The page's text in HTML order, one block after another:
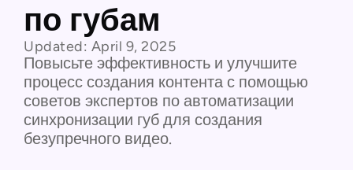
по губам
Updated: April 9, 2025
Повысьте эффективность и улучшите
процесс создания контента с помощью
советов экспертов по автоматизации
синхронизации губ для создания
безупречного видео.